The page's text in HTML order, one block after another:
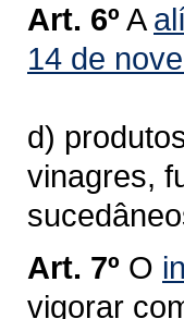
Art. 6º A
14 de
d)
vinagres,
Art. 7º O
vigorar